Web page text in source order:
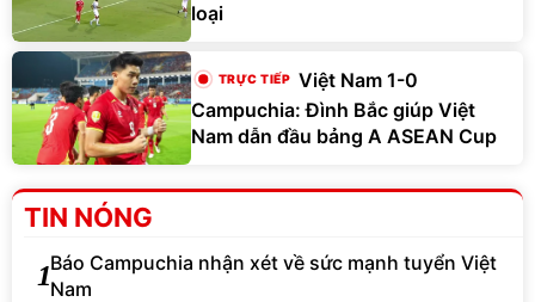
loại
Việt Nam 1-0
Campuchia: Đình Bắc giúp Việt
Nam dẫn đầu bảng A ASEAN Cup
TIN NÓNG
1Báo Campuchia nhận xét về sức mạnh tuyển Việt
Nam